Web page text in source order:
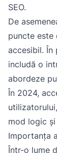
SEO.
De
puncte este
accesibil. În
includă o
abordeze
În 2024,
mod logic
Importanța
Într-o lume